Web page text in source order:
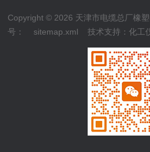
Copyright © 2026 天津市电缆总厂橡
号：
sitemap.xml 技术支持：化工